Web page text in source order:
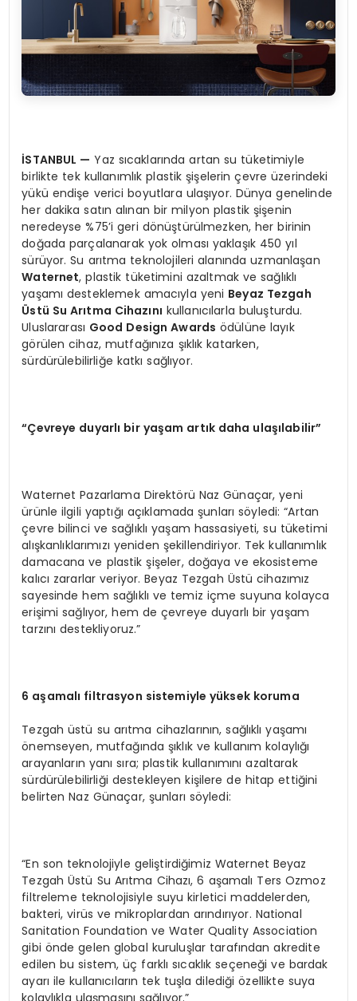
İSTANBUL — Yaz sıcaklarında artan su tüketimiyle
birlikte tek kullanımlık plastik şişelerin çevre üzerindeki
yükü endişe verici boyutlara ulaşıyor. Dünya genelinde
her dakika satın alınan bir milyon plastik şişenin
neredeyse %75’i geri dönüştürülmezken, her birinin
doğada parçalanarak yok olması yaklaşık 450 yıl
sürüyor. Su arıtma teknolojileri alanında uzmanlaşan
Waternet, plastik tüketimini azaltmak ve sağlıklı
yaşamı desteklemek amacıyla yeni Beyaz Tezgah
Üstü Su Arıtma Cihazını kullanıcılarla buluşturdu.
Uluslararası Good Design Awards ödülüne layık
görülen cihaz, mutfağınıza şıklık katarken,
sürdürülebilirliğe katkı sağlıyor.
“Çevreye duyarlı bir yaşam artık daha ulaşılabilir”
Waternet Pazarlama Direktörü Naz Günaçar, yeni
ürünle ilgili yaptığı açıklamada şunları söyledi: “Artan
çevre bilinci ve sağlıklı yaşam hassasiyeti, su tüketimi
alışkanlıklarımızı yeniden şekillendiriyor. Tek kullanımlık
damacana ve plastik şişeler, doğaya ve ekosisteme
kalıcı zararlar veriyor. Beyaz Tezgah Üstü cihazımız
sayesinde hem sağlıklı ve temiz içme suyuna kolayca
erişimi sağlıyor, hem de çevreye duyarlı bir yaşam
tarzını destekliyoruz.”
6 aşamalı filtrasyon sistemiyle yüksek koruma
Tezgah üstü su arıtma cihazlarının, sağlıklı yaşamı
önemseyen, mutfağında şıklık ve kullanım kolaylığı
arayanların yanı sıra; plastik kullanımını azaltarak
sürdürülebilirliği destekleyen kişilere de hitap ettiğini
belirten Naz Günaçar, şunları söyledi:
“En son teknolojiyle geliştirdiğimiz Waternet Beyaz
Tezgah Üstü Su Arıtma Cihazı, 6 aşamalı Ters Ozmoz
filtreleme teknolojisiyle suyu kirletici maddelerden,
bakteri, virüs ve mikroplardan arındırıyor. National
Sanitation Foundation ve Water Quality Association
gibi önde gelen global kuruluşlar tarafından akredite
edilen bu sistem, üç farklı sıcaklık seçeneği ve bardak
ayarı ile kullanıcıların tek tuşla dilediği özellikte suya